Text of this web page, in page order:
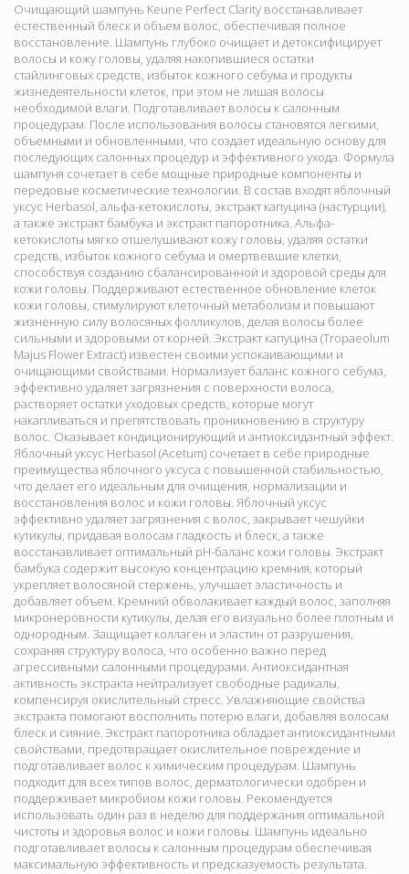
Очищающий шампунь Keune Perfect Clarity восстанавливает
естественный блеск и объем волос, обеспечивая полное
восстановление. Шампунь глубоко очищает и детоксифицирует
волосы и кожу головы, удаляя накопившиеся остатки
стайлинговых средств, избыток кожного себума и продукты
жизнедеятельности клеток, при этом не лишая волосы
необходимой влаги. Подготавливает волосы к салонным
процедурам. После использования волосы становятся легкими,
объемными и обновленными, что создает идеальную основу для
последующих салонных процедур и эффективного ухода. Формула
шампуня сочетает в себе мощные природные компоненты и
передовые косметические технологии. В состав входят яблочный
уксус Herbasol, альфа-кетокислоты, экстракт капуцина (настурции),
а также экстракт бамбука и экстракт папоротника. Альфа-
кетокислоты мягко отшелушивают кожу головы, удаляя остатки
средств, избыток кожного себума и омертвевшие клетки,
способствуя созданию сбалансированной и здоровой среды для
кожи головы. Поддерживают естественное обновление клеток
кожи головы, стимулируют клеточный метаболизм и повышают
жизненную силу волосяных фолликулов, делая волосы более
сильными и здоровыми от корней. Экстракт капуцина (Tropaeolum
Majus Flower Extract) известен своими успокаивающими и
очищающими свойствами. Нормализует баланс кожного себума,
эффективно удаляет загрязнения с поверхности волоса,
растворяет остатки уходовых средств, которые могут
накапливаться и препятствовать проникновению в структуру
волос. Оказывает кондиционирующий и антиоксидантный эффект.
Яблочный уксус Herbasol (Acetum) сочетает в себе природные
преимущества яблочного уксуса с повышенной стабильностью,
что делает его идеальным для очищения, нормализации и
восстановления волос и кожи головы. Яблочный уксус
эффективно удаляет загрязнения с волос, закрывает чешуйки
кутикулы, придавая волосам гладкость и блеск, а также
восстанавливает оптимальный pH-баланс кожи головы. Экстракт
бамбука содержит высокую концентрацию кремния, который
укрепляет волосяной стержень, улучшает эластичность и
добавляет объем. Кремний обволакивает каждый волос, заполняя
микронеровности кутикулы, делая его визуально более плотным и
однородным. Защищает коллаген и эластин от разрушения,
сохраняя структуру волоса, что особенно важно перед
агрессивными салонными процедурами. Антиоксидантная
активность экстракта нейтрализует свободные радикалы,
компенсируя окислительный стресс. Увлажняющие свойства
экстракта помогают восполнить потерю влаги, добавляя волосам
блеск и сияние. Экстракт папоротника обладает антиоксидантными
свойствами, предотвращает окислительное повреждение и
подготавливает волос к химическим процедурам. Шампунь
подходит для всех типов волос, дерматологически одобрен и
поддерживает микробиом кожи головы. Рекомендуется
использовать один раз в неделю для поддержания оптимальной
чистоты и здоровья волос и кожи головы. Шампунь идеально
подготавливает волосы к салонным процедурам обеспечивая
максимальную эффективность и предсказуемость результата.